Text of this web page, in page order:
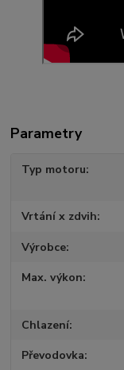
Parametry
Typ motoru
Vrtání x zdvih
Výrobce
Max. výkon
Chlazení
Převodovka